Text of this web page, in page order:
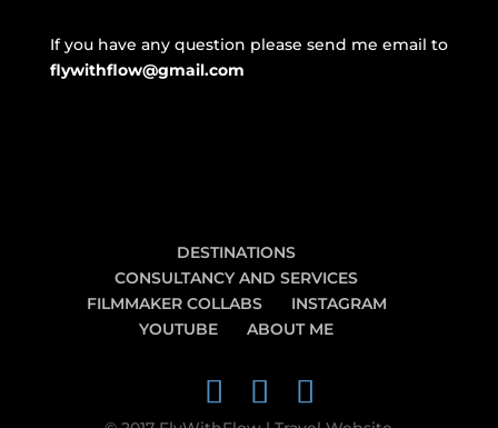
If you have any question please send me email to
flywithflow@gmail.com
DESTINATIONS
CONSULTANCY AND SERVICES
FILMMAKER COLLABS
INSTAGRAM
YOUTUBE
ABOUT ME